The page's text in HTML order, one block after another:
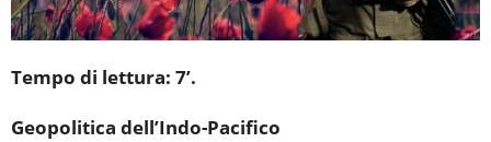
Tempo di lettura: 7’.
Geopolitica dell’Indo-Pacifico